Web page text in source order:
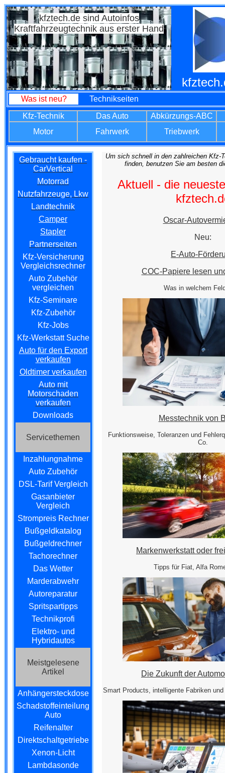
kfztech.de sind Autoinfos
Kraftfahrzeugtechnik aus erster Hand
Was ist neu?
Technikseiten
Kfz-Technik
Das Auto
Abkürzungs-ABC
Motor
Fahrwerk Triebwerk
Gebraucht kaufen -
CarVertical
Motorrad
Nutzfahrzeuge, Lkw
Landtechnik
Camper
Stapler
Partnerseiten
Kfz-Versicherung
Vergleichsrechner
Auto Zubehör
vergleichen
Kfz-Seminare
Kfz-Zubehör
Kfz-Jobs
Kfz-Werkstatt Suche
Auto für den Export
verkaufen
Oldtimer verkaufen
Auto mit
Motorschaden
verkaufen
Downloads
Servicethemen
Inzahlungnahme
Auto Zubehör
DSL-Tarif Vergleich
Gasanbieter
Vergleich
Strompreis Rechner
Bußgeldkatalog
Bußgeldrechner
Tachorechner
Das Wetter
Marderabwehr
Autoreparatur
Spritspartipps
Technikprofi
Elektro- und
Hybridautos
Meistgelesene
Artikel
Anhängersteckdose
Schadstoffeinteilung
Auto
Reifenalter
Direktschaltgetriebe
Xenon-Licht
Lambdasonde
Um sich schnell in den zahlreichen Kfz-
finden, benutzen Sie am besten
Aktuell - die
Oscar-
Neu:
E-Auto-
COC-Papiere lesen
Was in welchem
Messtechnik von
Funktionsweise, Toleranzen und
Co.
Markenwerkstatt oder
Tipps für Fiat, Alfa
Die Zukunft der
Smart Products, intelligente Fabriken